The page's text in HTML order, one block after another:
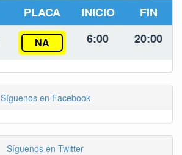
PLACA INICIO FIN
NA 6:00 20:00
Síguenos en Facebook
Síguenos en Twitter